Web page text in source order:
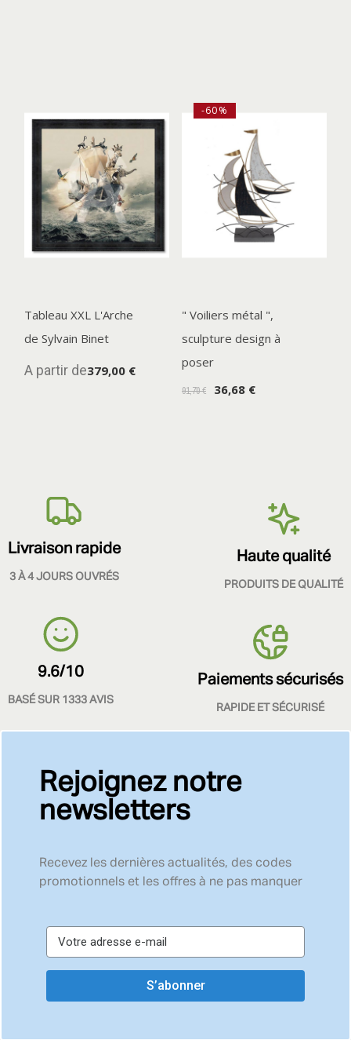
Tableau XXL L'Arche
de Sylvain Binet
A partir de379,00 €
" Voiliers métal ",
sculpture design à
poser
91,70 € 36,68 €
-60%
Livraison rapide
3 À 4 JOURS OUVRÉS
Haute qualité
PRODUITS DE QUALITÉ
9.6/10
BASÉ SUR 1333 AVIS
Paiements sécurisés
RAPIDE ET SÉCURISÉ
Rejoignez notre
newsletters
Recevez les dernières actualités, des codes
promotionnels et les offres à ne pas manquer
S’abonner